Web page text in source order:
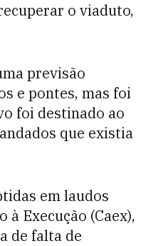
o viaduto,
previsão
e pontes, mas foi
foi destinado ao
que existia
em laudos
Execução (Caex),
de falta de